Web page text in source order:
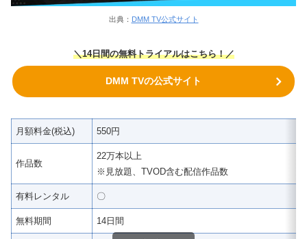
出典： DMM TV公式サイト
＼14日間の無料トライアルはこちら！／
DMM TVの公式サイト
月額料金(税込) 550円
作品数
22万本以上
※見放題、TVOD含む配信作品数
有料レンタル 〇
無料期間 14日間